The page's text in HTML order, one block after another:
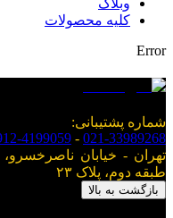
کلیه محصولات
Error
شماره پشتیبانی:
021-33989268
-
4199059
تهران - خیابان
طبقه دوم، پلاک ۲۳
بازگشت به بالا